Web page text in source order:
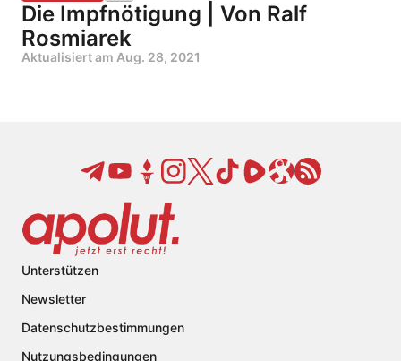
Die Impfnötigung | Von Ralf
Rosmiarek
Aktualisiert am Aug. 28, 2021
Unterstützen
Newsletter
Datenschutzbestimmungen
Nutzungsbedingungen